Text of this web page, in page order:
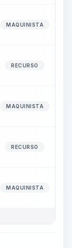
MAQUINISTA
RECURSO
MAQUINISTA
RECURSO
MAQUINISTA